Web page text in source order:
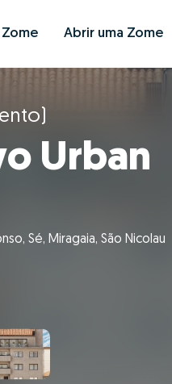
Abrir uma Zome
Urban
Sé, Miragaia, São Nicolau